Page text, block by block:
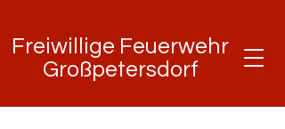
Freiwillige Feuerwehr
Großpetersdorf
Freiwillige Feuerwehr
Großpetersdorf